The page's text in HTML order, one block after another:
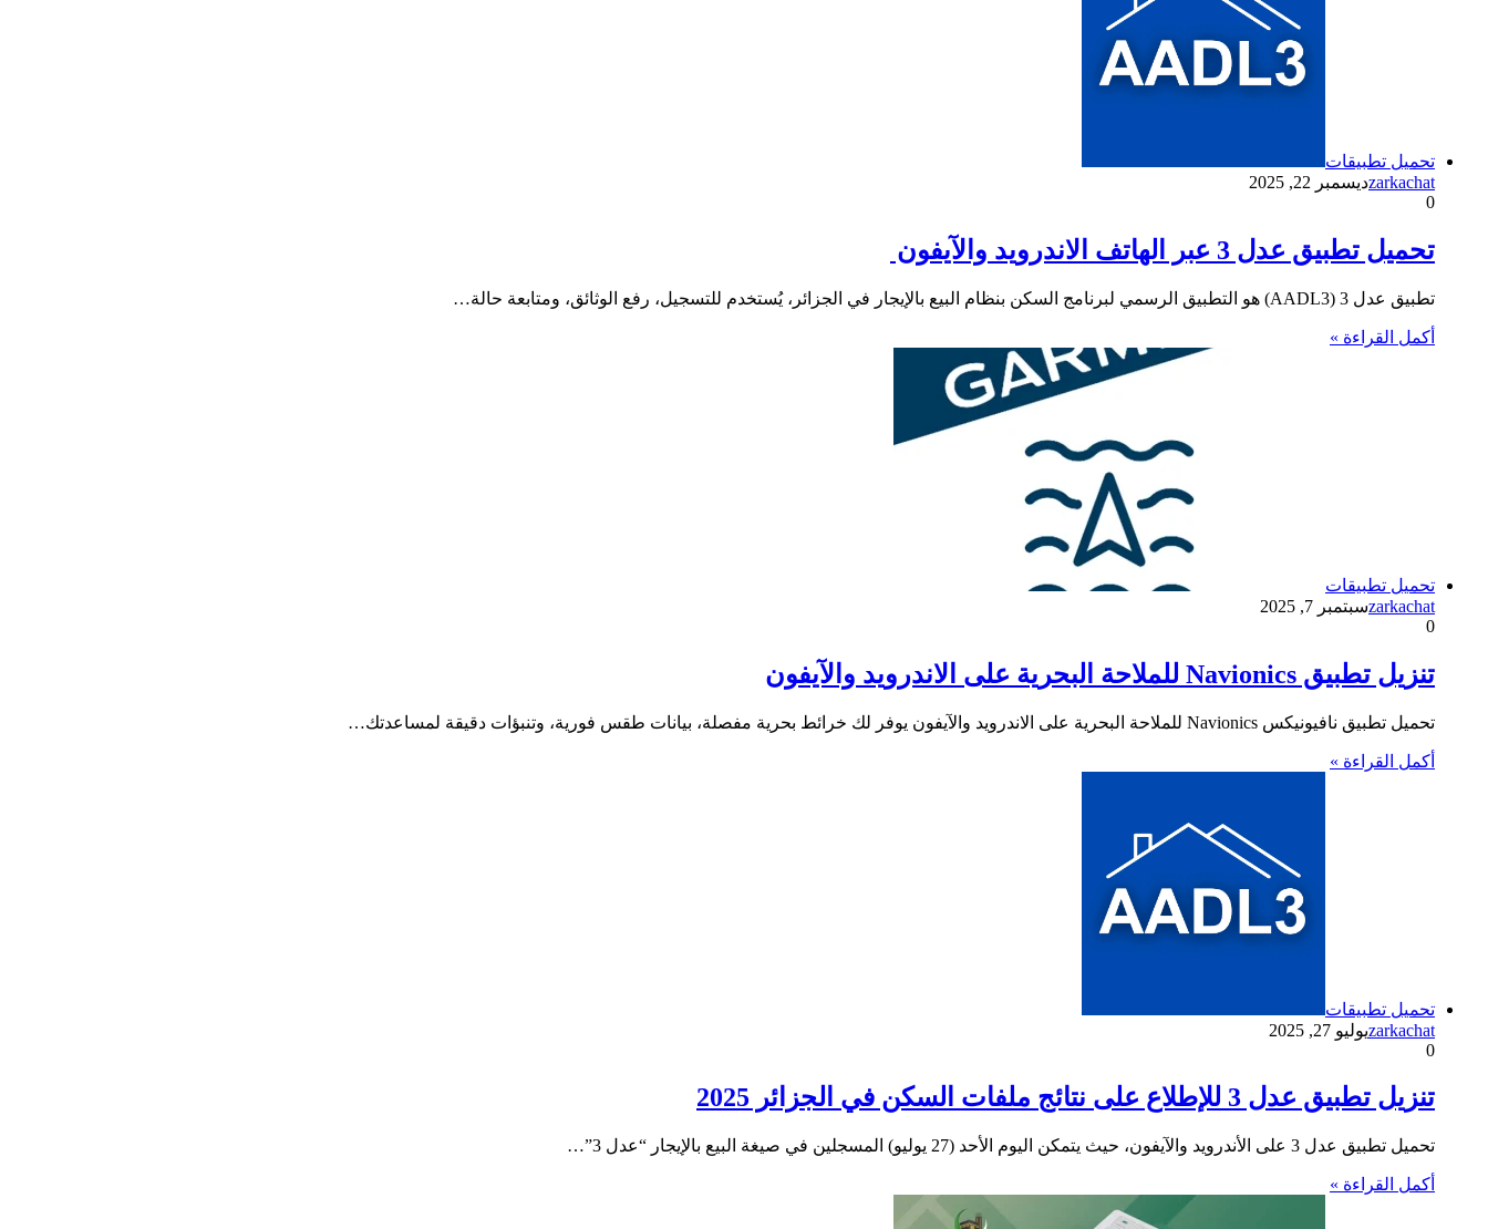
تحميل تطبيقات
zarkachatديسمبر 22, 2025
0
تحميل تطبيق عدل 3 عبر الهاتف الاندرويد والآيفون
تطبيق عدل 3 (AADL3) هو التطبيق الرسمي لبرنامج السكن بنظام البيع بالإيجار في الجزائر، يُستخدم للتسجيل، رفع الوثائق، ومتابعة حالة…
أكمل القراءة »
تحميل تطبيقات
zarkachatسبتمبر 7, 2025
0
تنزيل تطبيق Navionics للملاحة البحرية على الاندرويد والآيفون
تحميل تطبيق نافيونيكس Navionics للملاحة البحرية على الاندرويد والآيفون يوفر لك خرائط بحرية مفصلة، بيانات طقس فورية، وتنبؤات دقيقة لمساعدتك…
أكمل القراءة »
تحميل تطبيقات
zarkachatيوليو 27, 2025
0
تنزيل تطبيق عدل 3 للإطلاع على نتائج ملفات السكن في الجزائر 2025
تحميل تطبيق عدل 3 على الأندرويد والآيفون، حيث يتمكن اليوم الأحد (27 يوليو) المسجلين في صيغة البيع بالإيجار “عدل 3”…
أكمل القراءة »